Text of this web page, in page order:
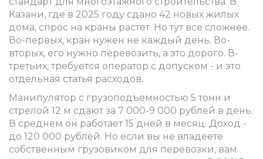
Казани, где в 2025 году сдано 42 новых жилых
дома, спрос на краны растет. Но тут все сложнее.
Во-первых, кран нужен не каждый день. Во-
вторых, его нужно перевозить, а это дорого. В-
третьих, требуется оператор с допуском - и это
отдельная статья расходов.
Манипулятор с грузоподъемностью 5 тонн и
стрелой 12 м сдают за 7 000-9 000 рублей в день.
В среднем он работает 15 дней в месяц. Доход -
до 120 000 рублей. Но если вы не владеете
собственным грузовиком для перевозки, вам